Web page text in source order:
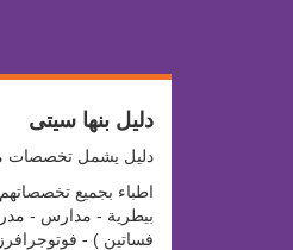
دليل بنها سيتى
دليل يشمل تخصصات
اطباء بجميع
بيطرية - مدارس -
فساتين ) -